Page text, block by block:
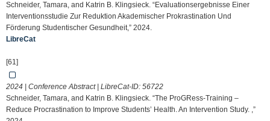
Schneider, Tamara, and Katrin B. Klingsieck. “Evaluationsergebnisse Einer
Interventionsstudie Zur Reduktion Akademischer Prokrastination Und
Förderung Studentischer Gesundheit,” 2024.
LibreCat
[61]
2024 | Conference Abstract | LibreCat-ID: 56722
Schneider, Tamara, and Katrin B. Klingsieck. “The ProGRess-Training –
Reduce Procrastination to Improve Students’ Health. An Intervention Study. ,”